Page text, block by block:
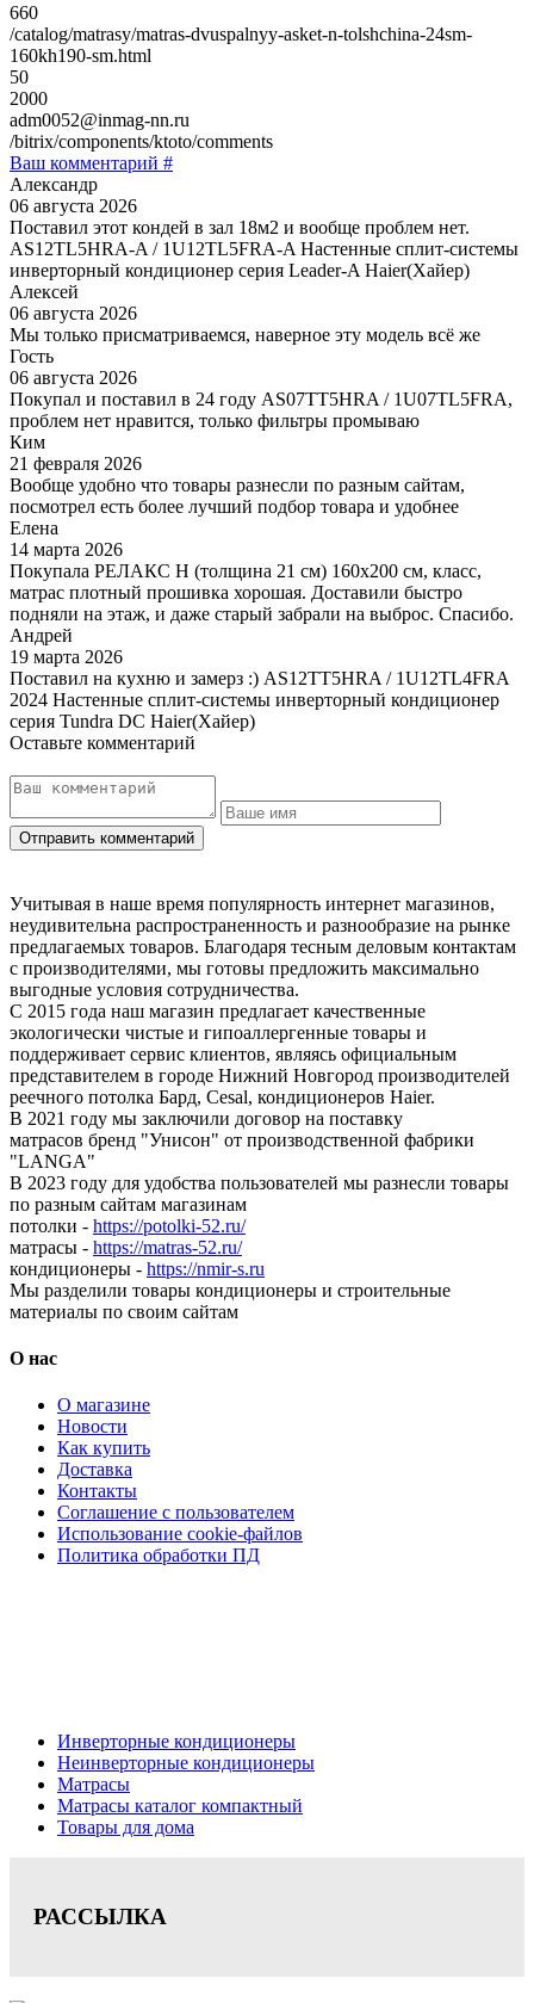
660
/catalog/matrasy/matras-dvuspalnyy-asket-n-tolshchina-24sm-
160kh190-sm.html
50
2000
adm0052@inmag-nn.ru
/bitrix/components/ktoto/comments
Ваш комментарий #
Александр
06 августа 2026
Поставил этот кондей в зал 18м2 и вообще проблем нет.
AS12TL5HRA-A / 1U12TL5FRA-A Настенные сплит-системы
инверторный кондиционер серия Leader-A Haier(Хайер)
Алексей
06 августа 2026
Мы только присматриваемся, наверное эту модель всё же
Гость
06 августа 2026
Покупал и поставил в 24 году AS07TT5HRA / 1U07TL5FRA,
проблем нет нравится, только фильтры промываю
Ким
21 февраля 2026
Вообще удобно что товары разнесли по разным сайтам,
посмотрел есть более лучший подбор товара и удобнее
Елена
14 марта 2026
Покупала РЕЛАКС Н (толщина 21 см) 160х200 см, класс,
матрас плотный прошивка хорошая. Доставили быстро
подняли на этаж, и даже старый забрали на выброс. Спасибо.
Андрей
19 марта 2026
Поставил на кухню и замерз :) AS12TT5HRA / 1U12TL4FRA
2024 Настенные сплит-системы инверторный кондиционер
серия Tundra DC Haier(Хайер)
Оставьте комментарий
Учитывая в наше время популярность интернет магазинов,
неудивительна распространенность и разнообразие на рынке
предлагаемых товаров. Благодаря тесным деловым контактам
с производителями, мы готовы предложить максимально
выгодные условия сотрудничества.
С 2015 года наш магазин предлагает качественные
экологически чистые и гипоаллергенные товары и
поддерживает сервис клиентов, являясь официальным
представителем в городе Нижний Новгород производителей
реечного потолка Бард, Cesal, кондиционеров Haier.
В 2021 году мы заключили договор на поставку
матрасов бренд "Унисон" от производственной фабрики
"LANGA"
В 2023 году для удобства пользователей мы разнесли товары
по разным сайтам магазинам
потолки - https://potolki-52.ru/
матрасы - https://matras-52.ru/
кондиционеры - https://nmir-s.ru
Мы разделили товары кондиционеры и строительные
материалы по своим сайтам
О нас
О магазине
Новости
Как купить
Доставка
Контакты
Соглашение с пользователем
Использование cookie-файлов
Политика обработки ПД
Инверторные кондиционеры
Неинверторные кондиционеры
Матрасы
Матрасы каталог компактный
Товары для дома
РАССЫЛКА